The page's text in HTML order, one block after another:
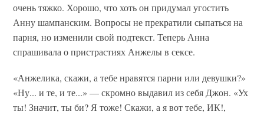
очень тяжко. Хорошо, что хоть он придумал угостить
Анну шампанским. Вопросы не прекратили сыпаться на
парня, но изменили свой подтекст. Теперь Анна
спрашивала о пристрастиях Анжелы в сексе.
«Анжелика, скажи, а тебе нравятся парни или девушки?»
«Ну... и те, и те...» — скромно выдавил из себя Джон. «Ух
ты! Значит, ты би? Я тоже! Скажи, а я вот тебе, ИК!,